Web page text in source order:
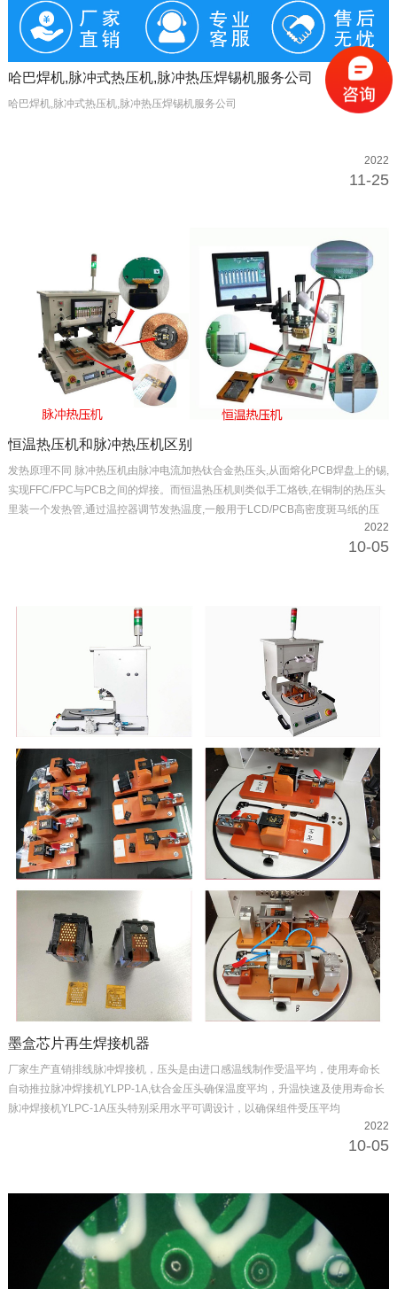
哈巴焊机,脉冲式热压机,脉冲热压焊锡机服务公司
哈巴焊机,脉冲式热压机,脉冲热压焊锡机服务公司
2022
11-25
恒温热压机和脉冲热压机区别
发热原理不同 脉冲热压机由脉冲电流加热钛合金热压头,从面熔化PCB焊盘上的锡,
实现FFC/FPC与PCB之间的焊接。而恒温热压机则类似手工烙铁,在铜制的热压头
里装一个发热管,通过温控器调节发热温度,一般用于LCD/PCB高密度斑马纸的压
2022
10-05
墨盒芯片再生焊接机器
厂家生产直销排线脉冲焊接机，压头是由进口感温线制作受温平均，使用寿命长
自动推拉脉冲焊接机YLPP-1A,钛合金压头确保温度平均，升温快速及使用寿命长
脉冲焊接机YLPC-1A压头特别采用水平可调设计，以确保组件受压平均
2022
10-05